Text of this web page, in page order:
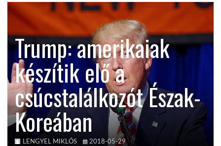
KÖZEL-KELET
AUSZTRÁLIA
A VILÁG ITTHON
Trump: amerikaiak
készítik elő a
csúcstalálkozót Észak-
Koreában
LENGYEL MIKLÓS 2018-05-29